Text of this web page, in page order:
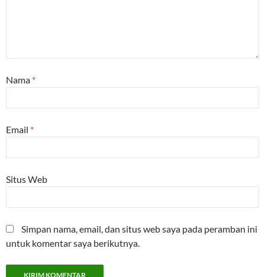
Nama *
Email *
Situs Web
Simpan nama, email, dan situs web saya pada peramban ini
untuk komentar saya berikutnya.